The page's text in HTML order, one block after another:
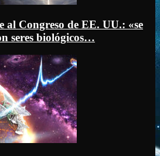
al Congreso de EE. UU.: «se
seres biológicos…